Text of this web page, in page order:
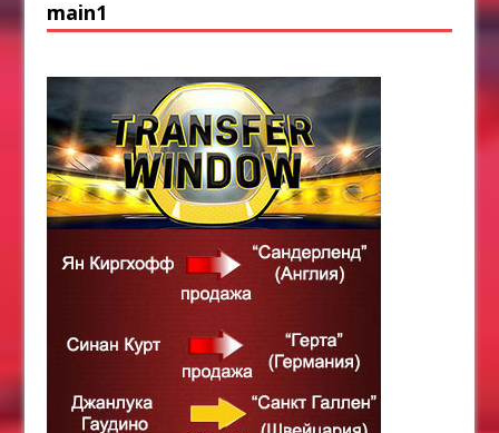
main1